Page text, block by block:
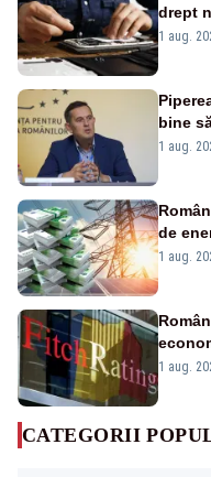
drept
un
1 aug.
bine
alertei
1 aug.
de
1 aug.
„BBB-
1 aug.
CATEGORII